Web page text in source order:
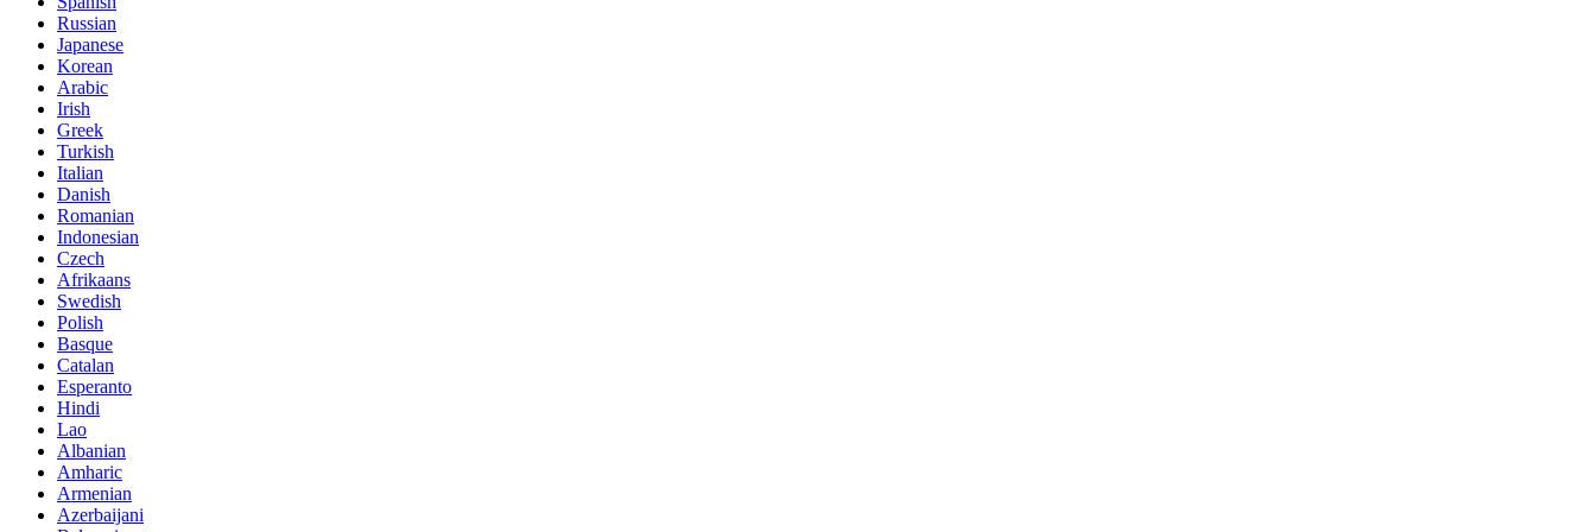
Russian
Japanese
Korean
Arabic
Irish
Greek
Turkish
Italian
Danish
Romanian
Indonesian
Czech
Afrikaans
Swedish
Polish
Basque
Catalan
Esperanto
Hindi
Lao
Albanian
Amharic
Armenian
Azerbaijani